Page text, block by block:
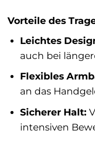
Vorteile des
Leichtes
auch bei
Flexibles
an das
Sicherer Halt:
intensiven